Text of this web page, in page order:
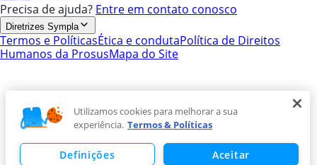
Precisa de ajuda? Entre em contato conosco
Diretrizes Sympla
Termos e PolíticasÉtica e condutaPolítica de Direitos
Humanos da ProsusMapa do Site
Utilizamos cookies para melhorar a sua
experiência. Termos & Políticas
Aceitar
Definições